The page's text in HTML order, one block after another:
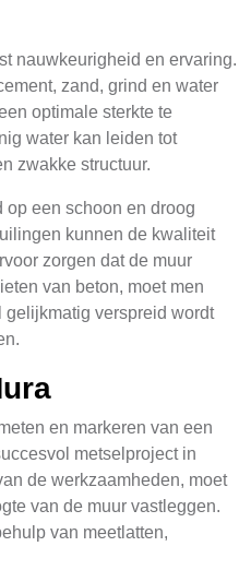
nauwkeurigheid en ervaring.
zand, grind en water
optimale sterkte te
water kan leiden tot
zwakke structuur.
op een schoon en droog
kunnen de kwaliteit
zorgen dat de muur
van beton, moet men
gelijkmatig verspreid wordt
en markeren van een
metselproject in
de werkzaamheden, moet
van de muur vastleggen.
van meetlatten,